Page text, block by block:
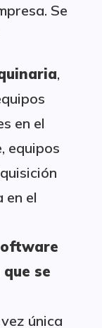
Se
,
en el
equipos
en el
se
única